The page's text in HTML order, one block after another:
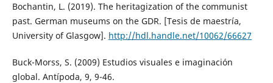
Bochantin, L. (2019). The heritagization of the communist
past. German museums on the GDR. [Tesis de maestría,
University of Glasgow]. http://hdl.handle.net/10062/66627
Buck-Morss, S. (2009) Estudios visuales e imaginación
global. Antípoda, 9, 9-46.